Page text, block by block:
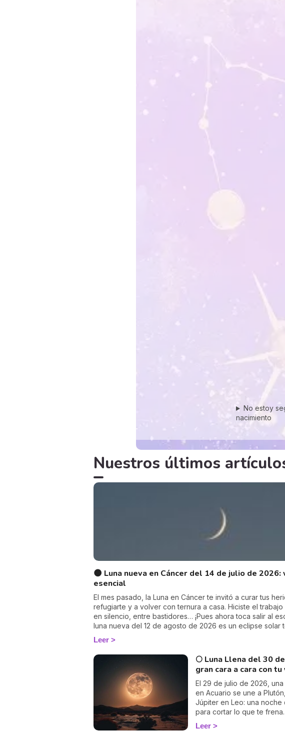
No estoy
nacimiento
Nuestros últimos
🌑 Luna nueva en Cáncer del 14 de julio de
esencial
El mes pasado, la Luna en Cáncer te invitó a curar tus
refugiarte y a volver con ternura a casa. Hiciste el trabajo
en silencio, entre bastidores… ¡Pues ahora toca salir al
luna nueva del 12 de agosto de 2026 es un eclipse solar
Leo, y España es uno de los pocos lugares del mundo
verá la totalidad: el primer eclipse total visible desde la
continental desde 1999. Se acabó esconderse: esta
encender la luz. Descubre sus efectos en tu signo.
Leer
🌕 Luna Llena del 30
gran cara a cara con
El 29 de julio de 2026, una
en Acuario se une a
Júpiter en Leo: una noche
para cortar lo que te frena.
Leer